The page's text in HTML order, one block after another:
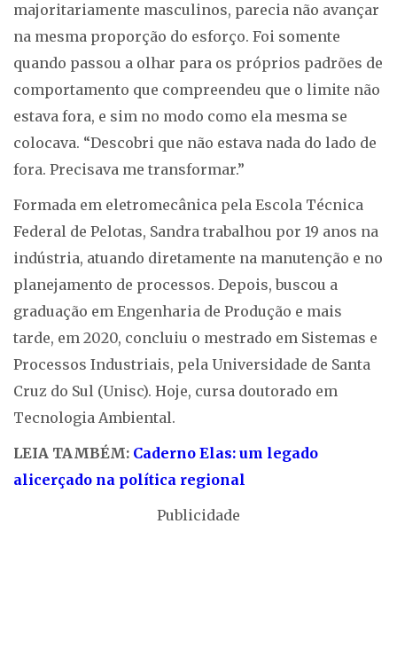
majoritariamente masculinos, parecia não avançar
na mesma proporção do esforço. Foi somente
quando passou a olhar para os próprios padrões de
comportamento que compreendeu que o limite não
estava fora, e sim no modo como ela mesma se
colocava. “Descobri que não estava nada do lado de
fora. Precisava me transformar.”
Formada em eletromecânica pela Escola Técnica
Federal de Pelotas, Sandra trabalhou por 19 anos na
indústria, atuando diretamente na manutenção e no
planejamento de processos. Depois, buscou a
graduação em Engenharia de Produção e mais
tarde, em 2020, concluiu o mestrado em Sistemas e
Processos Industriais, pela Universidade de Santa
Cruz do Sul (Unisc). Hoje, cursa doutorado em
Tecnologia Ambiental.
LEIA TAMBÉM: Caderno Elas: um legado
alicerçado na política regional
Publicidade